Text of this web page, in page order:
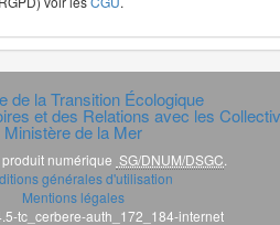
de la Transition Écologique
et des Relations avec les
Ministère de la Mer
numérique SG/DNUM/DSGC
générales d'utilisation
Mentions légales
tc_cerbere-auth_172_184-internet